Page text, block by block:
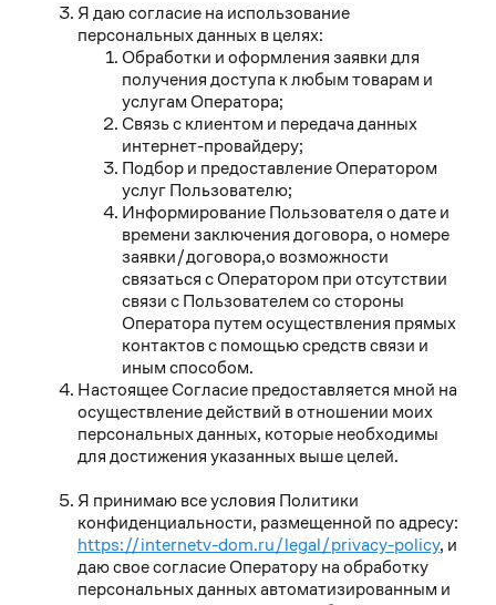
Я даю согласие на использование
персональных данных в целях:
Обработки и оформления заявки для
получения доступа к любым товарам и
услугам Оператора;
Связь с клиентом и передача данных
интернет-провайдеру;
Подбор и предоставление Оператором
услуг Пользователю;
Информирование Пользователя о дате и
времени заключения договора, о номере
заявки/договора,о возможности
связаться с Оператором при отсутствии
связи с Пользователем со стороны
Оператора путем осуществления прямых
контактов с помощью средств связи и
иным способом.
Настоящее Согласие предоставляется мной на
осуществление действий в отношении моих
персональных данных, которые необходимы
для достижения указанных выше целей.
Я принимаю все условия Политики
конфиденциальности, размещенной по адресу:
https://internetv-dom.ru/legal/privacy-policy, и
даю свое согласие Оператору на обработку
персональных данных автоматизированным и